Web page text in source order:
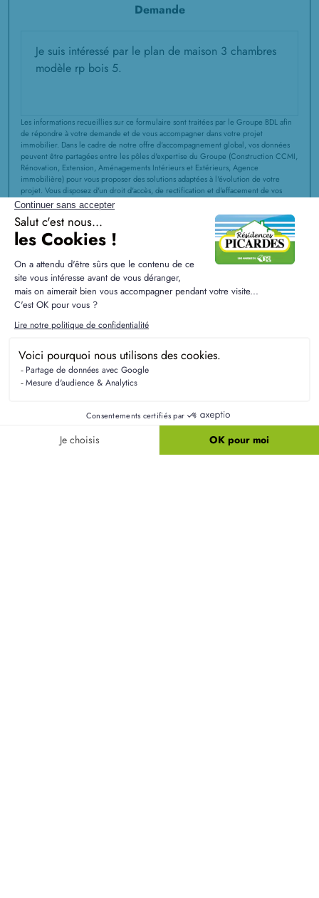
Demande
Les informations recueillies sur ce formulaire sont traitées par le Groupe BDL afin
de répondre à votre demande et de vous accompagner dans votre projet
immobilier. Dans le cadre de notre offre d'accompagnement global, vos données
peuvent être partagées entre les pôles d'expertise du Groupe (Construction CCMI,
Rénovation, Extension, Aménagements Intérieurs et Extérieurs, Agence
immobilière) pour vous proposer des solutions adaptées à l'évolution de votre
projet. Vous disposez d'un droit d'accès, de rectification et d'effacement de vos
données ou exercer votre droit à la limitation du traitement de vos données. Vous
pouvez égalementvous opposer au partage de vos informations au sein du
Groupeà des fins de prospection à tout moment. Vous pouvez exercer ces droits
et pour toute question sur le traitement de vos données, vous pouvez nous
contacter en écrivant à service communication@groupebdl.fr. Si vous estimez,
après nous avoir contactés, que vos droits « informatique et libertés » ne sont pas
respectés, vous pouvez adresser une réclamation à la Cnil. Pour en savoir plus sur
la gestion de vos données et vos droits, consultez notre
Confidentialité.
J'ai pris connaissance et j'accepte la
Confidentialitédu Groupe BDL.
ENVOYER MA DEMANDE
protection par reCAPTCHA